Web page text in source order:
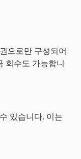
으로만 구성되어
회수도 가능합니
있습니다. 이는